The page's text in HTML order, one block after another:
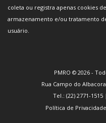
coleta ou registra apenas cookies
armazenamento e/ou tratamento
usuário.
PMRO © 2026-
Rua Campo do
Tel.: (22) 2771-1515
Política de Privacidade